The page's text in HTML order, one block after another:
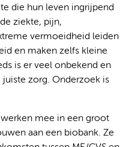
die hun leven ingrijpend
ziekte, pijn,
vermoeidheid leiden
en maken zelfs kleine
is er veel onbekend en
zorg. Onderzoek is
werken mee in een groot
aan een biobank. Ze